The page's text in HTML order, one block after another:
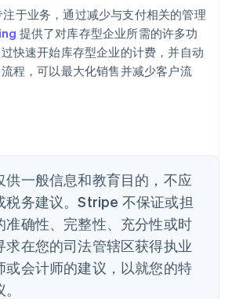
于业务，通过减少与支付相关的管理
提供了对库存型企业所需的许多功
快速开始库存型企业的计费，并自动
程，可以最大化销售并减少客户流
供一般信息和教育目的，不应
税务建议。Stripe 不保证或担
准确性、完整性、充分性或时
求在您的司法管辖区获得执业
或会计师的建议，以就您的特